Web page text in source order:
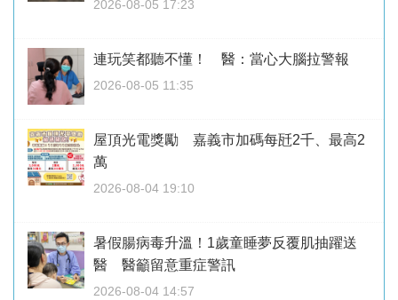
2026-08-05 17:23
連玩笑都聽不懂！ 醫：當心大腦拉警報
2026-08-05 11:35
屋頂光電獎勵 嘉義市加碼每瓩2千、最高2
萬
2026-08-04 19:10
暑假腸病毒升溫！1歲童睡夢反覆肌抽躍送
醫 醫籲留意重症警訊
2026-08-04 14:57